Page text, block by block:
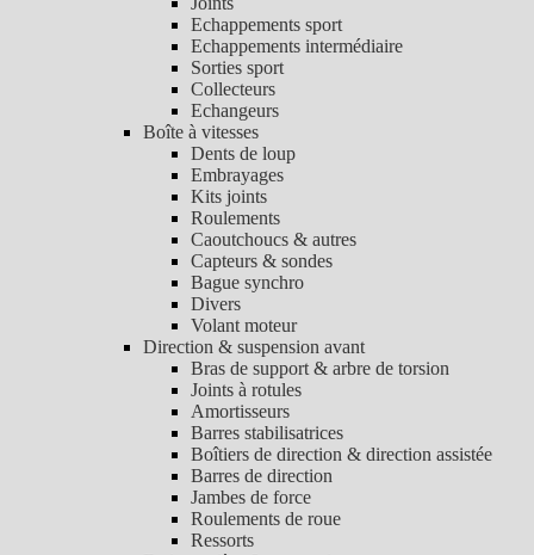
Echappements sport
Echappements intermédiaire
Sorties sport
Collecteurs
Echangeurs
Boîte à vitesses
Dents de loup
Embrayages
Kits joints
Roulements
Caoutchoucs & autres
Capteurs & sondes
Bague synchro
Divers
Volant moteur
Direction & suspension avant
Bras de support & arbre de torsion
Joints à rotules
Amortisseurs
Barres stabilisatrices
Boîtiers de direction & direction assistée
Barres de direction
Jambes de force
Roulements de roue
Ressorts